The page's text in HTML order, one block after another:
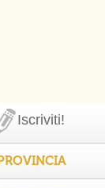
Iscriviti!